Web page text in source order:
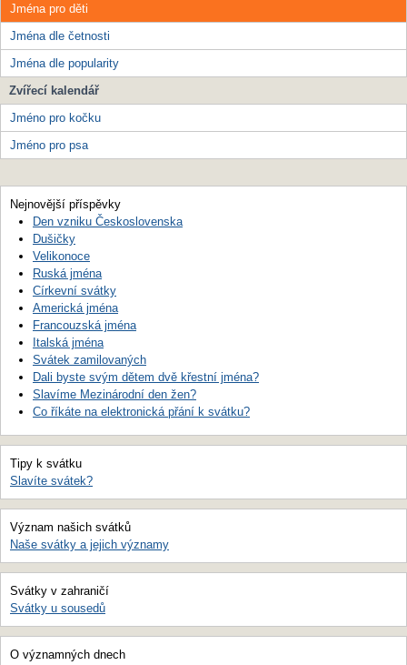
Jména pro děti
Jména dle četnosti
Jména dle popularity
Zvířecí kalendář
Jméno pro kočku
Jméno pro psa
Nejnovější příspěvky
Den vzniku Československa
Dušičky
Velikonoce
Ruská jména
Církevní svátky
Americká jména
Francouzská jména
Italská jména
Svátek zamilovaných
Dali byste svým dětem dvě křestní jména?
Slavíme Mezinárodní den žen?
Co říkáte na elektronická přání k svátku?
Tipy k svátku
Slavíte svátek?
Význam našich svátků
Naše svátky a jejich významy
Svátky v zahraničí
Svátky u sousedů
O významných dnech